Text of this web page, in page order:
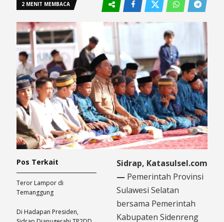
2 MENIT MEMBACA
Sidrap, Katasulsel.com
— Pemerintah Provinsi
Sulawesi Selatan
bersama Pemerintah
Kabupaten Sidenreng
Pos Terkait
Teror Lampor di
Temanggung
Di Hadapan Presiden,